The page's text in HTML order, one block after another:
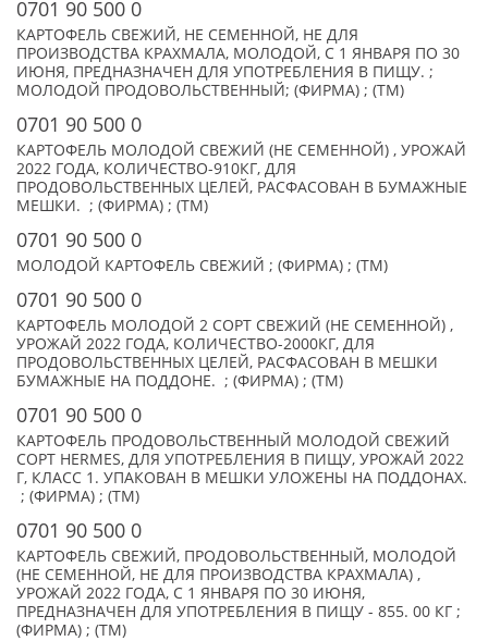
0701 90 500 0
КАРТОФЕЛЬ СВЕЖИЙ, НЕ СЕМЕННОЙ, НЕ ДЛЯ
ПРОИЗВОДСТВА КРАХМАЛА, МОЛОДОЙ, С 1 ЯНВАРЯ ПО 30
ИЮНЯ, ПРЕДНАЗНАЧЕН ДЛЯ УПОТРЕБЛЕНИЯ В ПИЩУ. ;
МОЛОДОЙ ПРОДОВОЛЬСТВЕННЫЙ; (ФИРМА) ; (TM)
0701 90 500 0
КАРТОФЕЛЬ МОЛОДОЙ СВЕЖИЙ (НЕ СЕМЕННОЙ) , УРОЖАЙ
2022 ГОДА, КОЛИЧЕСТВО-910КГ, ДЛЯ
ПРОДОВОЛЬСТВЕННЫХ ЦЕЛЕЙ, РАСФАСОВАН В БУМАЖНЫЕ
МЕШКИ. ; (ФИРМА) ; (TM)
0701 90 500 0
МОЛОДОЙ КАРТОФЕЛЬ СВЕЖИЙ ; (ФИРМА) ; (TM)
0701 90 500 0
КАРТОФЕЛЬ МОЛОДОЙ 2 СОРТ СВЕЖИЙ (НЕ СЕМЕННОЙ) ,
УРОЖАЙ 2022 ГОДА, КОЛИЧЕСТВО-2000КГ, ДЛЯ
ПРОДОВОЛЬСТВЕННЫХ ЦЕЛЕЙ, РАСФАСОВАН В МЕШКИ
БУМАЖНЫЕ НА ПОДДОНЕ. ; (ФИРМА) ; (TM)
0701 90 500 0
КАРТОФЕЛЬ ПРОДОВОЛЬСТВЕННЫЙ МОЛОДОЙ СВЕЖИЙ
СОРТ HERMES, ДЛЯ УПОТРЕБЛЕНИЯ В ПИЩУ, УРОЖАЙ 2022
Г, КЛАСС 1. УПАКОВАН В МЕШКИ УЛОЖЕНЫ НА ПОДДОНАХ.
; (ФИРМА) ; (TM)
0701 90 500 0
КАРТОФЕЛЬ СВЕЖИЙ, ПРОДОВОЛЬСТВЕННЫЙ, МОЛОДОЙ
(НЕ СЕМЕННОЙ, НЕ ДЛЯ ПРОИЗВОДСТВА КРАХМАЛА) ,
УРОЖАЙ 2022 ГОДА, С 1 ЯНВАРЯ ПО 30 ИЮНЯ,
ПРЕДНАЗНАЧЕН ДЛЯ УПОТРЕБЛЕНИЯ В ПИЩУ - 855. 00 КГ ;
(ФИРМА) ; (TM)